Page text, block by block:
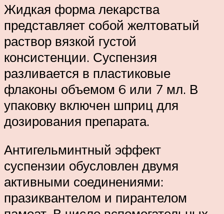
Жидкая форма лекарства
представляет собой желтоватый
раствор вязкой густой
консистенции. Суспензия
разливается в пластиковые
флаконы объемом 6 или 7 мл. В
упаковку включен шприц для
дозирования препарата.
Антигельминтный эффект
суспензии обусловлен двумя
активными соединениями:
празиквантелом и пирантелом